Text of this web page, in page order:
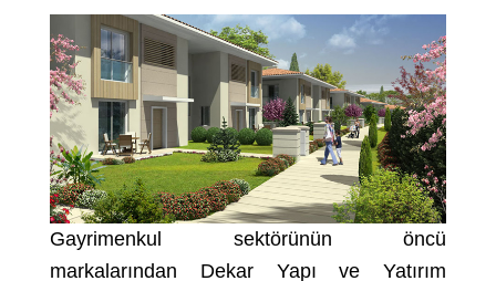
Gayrimenkul sektörünün öncü
markalarından Dekar Yapı ve Yatırım